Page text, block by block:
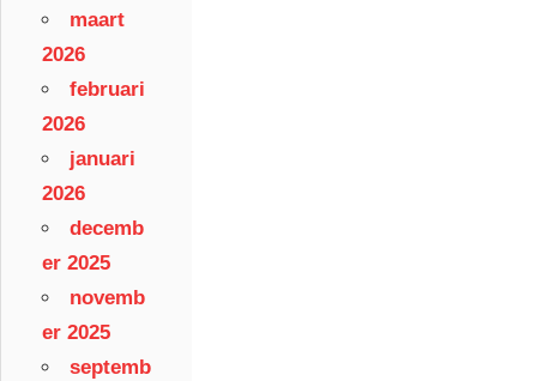
maart
2026
februari
2026
januari
2026
decemb
er 2025
novemb
er 2025
septemb